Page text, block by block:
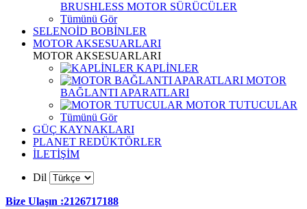
BRUSHLESS MOTOR SÜRÜCÜLER
Tümünü Gör
SELENOİD BOBİNLER
MOTOR AKSESUARLARI
MOTOR AKSESUARLARI
KAPLİNLER
MOTOR
BAĞLANTI APARATLARI
MOTOR TUTUCULAR
Tümünü Gör
GÜÇ KAYNAKLARI
PLANET REDÜKTÖRLER
İLETİŞİM
Dil
Bize Ulaşın :2126717188